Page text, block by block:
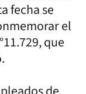
fecha se
el
que